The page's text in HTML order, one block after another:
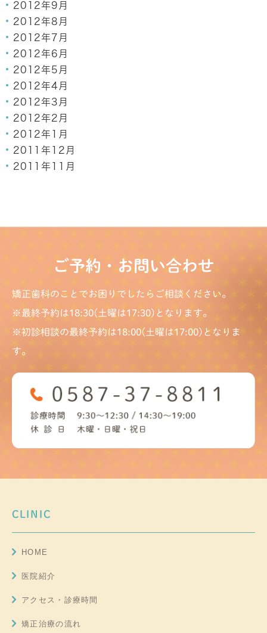
2012年9月
2012年8月
2012年7月
2012年6月
2012年5月
2012年4月
2012年3月
2012年2月
2012年1月
2011年12月
2011年11月
ご予約・お問い合わせ
矯正歯科のことでお困りでしたらご相談ください。
※最終予約は18:30(土曜は17:30)となります。
※初診相談の最終予約は18:00(土曜は17:00)となりま
す。
CLINIC
HOME
医院紹介
アクセス・診療時間
矯正治療の流れ